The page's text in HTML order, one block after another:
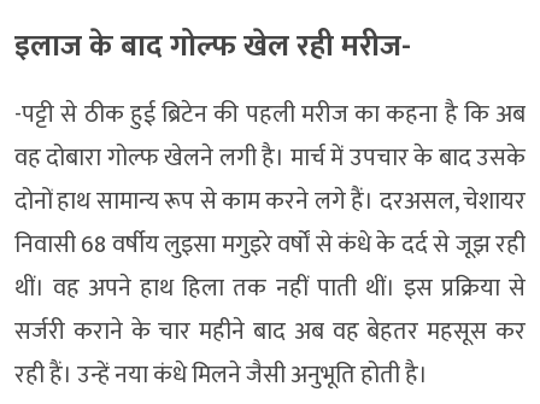
इलाज के बाद गोल्फ खेल रही मरीज-
-पट्टी से ठीक हुई ब्रिटेन की पहली मरीज का कहना है कि अब
वह दोबारा गोल्फ खेलने लगी है। मार्च में उपचार के बाद उसके
दोनों हाथ सामान्य रूप से काम करने लगे हैं। दरअसल, चेशायर
निवासी 68 वर्षीय लुइसा मगुइरे वर्षों से कंधे के दर्द से जूझ रही
थीं। वह अपने हाथ हिला तक नहीं पाती थीं। इस प्रक्रिया से
सर्जरी कराने के चार महीने बाद अब वह बेहतर महसूस कर
रही हैं। उन्हें नया कंधे मिलने जैसी अनुभूति होती है।